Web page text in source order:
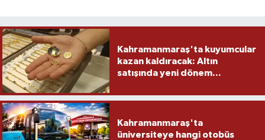
Kahramanmaraş'ta kuyumcular
kazan kaldıracak: Altın
satışında yeni dönem...
Kahramanmaraş'ta
üniversiteye hangi otobüs